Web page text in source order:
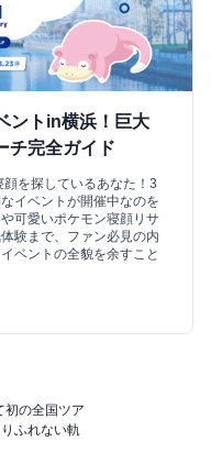
ントin横浜！巨大
チ完全ガイド
顔を探しているあなた！3
イベントが開催中なのを
可愛いポケモン寝顔リサ
験まで、ファン必見の内
ベントの全貌を余すこと
初の全国ツア
ふれない軌